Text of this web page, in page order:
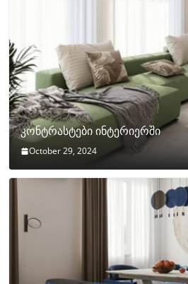
კონტრასტები ინტერიერში
October 29, 2024